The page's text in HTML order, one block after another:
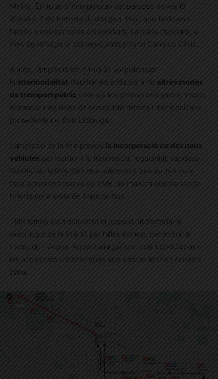
Melina. En total, s’incorporaran set parades noves (3
d’anada, 3 de tornada i la d’origen-final) que facilitaran
l’accés a equipaments universitaris, sanitaris i terciaris, a
més de reforçar la connexió amb el futur Campus Clínic.
A més, l’ampliació de la línia X1 vol potenciar
la intermodalitat i facilitar els enllaços amb altres modes
de transport públic com ara les connexions amb el metro,
el tramvia i les línies de busos interurbans i metropolitans
procedents del Baix Llobregat.
L’ampliació de la línia preveu la incorporació de dos nous
vehicles per mantenir la freqüència, regularitat, rapidesa i
fiabilitat de la línia. Són dos autobusos que surten de la
flota actual de reserva de TMB, de manera que no afecta
l’oferta de la resta de línies de bus.
TMB també està estudiant la possibilitat d’ampliar el
recorregut de la línia X1 per l’altre extrem, per arribar al
metro de Llacuna. Aquest allargament està condicionat a
les actuacions urbanístiques que s’estan fent en aquesta
zona.